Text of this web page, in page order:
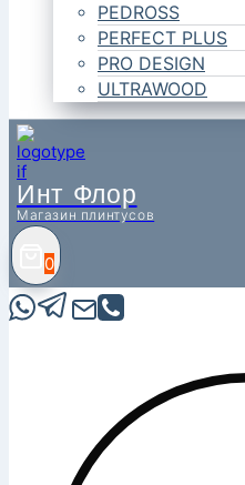
PEDROSS
PERFECT PLUS
PRO DESIGN
ULTRAWOOD
Инт Флор
Магазин плинтусов
0